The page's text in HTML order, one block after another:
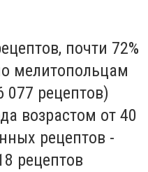
почти 72%
мелитопольцам
077 рецептов)
возрастом от 40
рецептов -
рецептов